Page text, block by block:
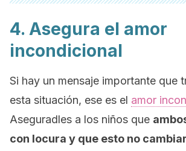
4. Asegura el amor
incondicional
Si hay un mensaje importante que
esta situación, ese es el amor
Aseguradles a los niños que
con locura y que esto no